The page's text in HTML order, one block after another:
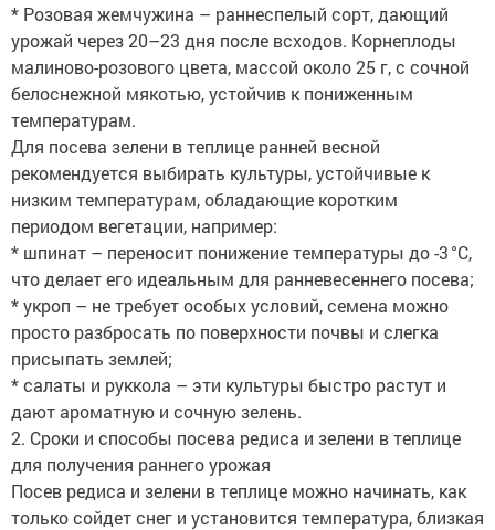
* Розовая жемчужина – раннеспелый сорт, дающий
урожай через 20–23 дня после всходов. Корнеплоды
малиново-розового цвета, массой около 25 г, с сочной
белоснежной мякотью, устойчив к пониженным
температурам.
Для посева зелени в теплице ранней весной
рекомендуется выбирать культуры, устойчивые к
низким температурам, обладающие коротким
периодом вегетации, например:
* шпинат – переносит понижение температуры до -3 °C,
что делает его идеальным для ранневесеннего посева;
* укроп – не требует особых условий, семена можно
просто разбросать по поверхности почвы и слегка
присыпать землей;
* салаты и руккола – эти культуры быстро растут и
дают ароматную и сочную зелень.
2. Сроки и способы посева редиса и зелени в теплице
для получения раннего урожая
Посев редиса и зелени в теплице можно начинать, как
только сойдет снег и установится температура, близкая